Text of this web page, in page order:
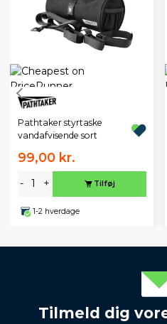
Pathtaker styrtaske
vandafvisende sort
99,00 kr.
- + Tilføj
1-2 hverdage
Tilmeld dig